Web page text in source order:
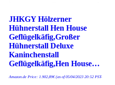
JHKGY Hölzerner
Hühnerstall Hen House
Geflügelkäfig,Großer
Hühnerstall Deluxe
Kaninchenstall
Geflügelkäfig,Hen House…
Amazon.de Price: 1.902,89€(as of 05/04/2023 20:52 PST-